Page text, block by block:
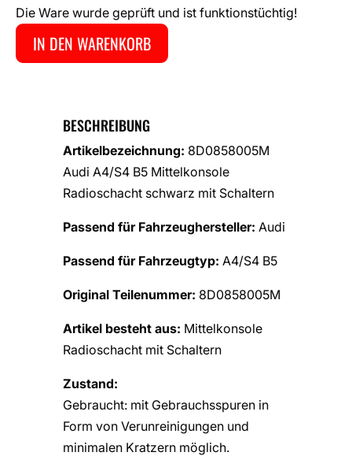
Die Ware wurde geprüft und ist funktionstüchtig!
IN DEN WARENKORB
BESCHREIBUNG
Artikelbezeichnung: 8D0858005M
Audi A4/S4 B5 Mittelkonsole
Radioschacht schwarz mit Schaltern
Passend für Fahrzeughersteller: Audi
Passend für Fahrzeugtyp: A4/S4 B5
Original Teilenummer: 8D0858005M
Artikel besteht aus: Mittelkonsole
Radioschacht mit Schaltern
Zustand:
Gebraucht: mit Gebrauchsspuren in
Form von Verunreinigungen und
minimalen Kratzern möglich.